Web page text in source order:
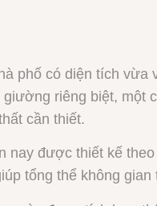
phố có diện tích vừa
riêng biệt, một
cần thiết.
nay được thiết kế
tổng thể không